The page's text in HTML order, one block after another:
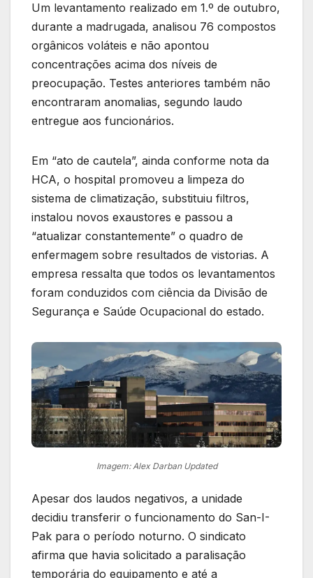
Um levantamento realizado em 1.º de outubro,
durante a madrugada, analisou 76 compostos
orgânicos voláteis e não apontou
concentrações acima dos níveis de
preocupação. Testes anteriores também não
encontraram anomalias, segundo laudo
entregue aos funcionários.
Em “ato de cautela”, ainda conforme nota da
HCA, o hospital promoveu a limpeza do
sistema de climatização, substituiu filtros,
instalou novos exaustores e passou a
“atualizar constantemente” o quadro de
enfermagem sobre resultados de vistorias. A
empresa ressalta que todos os levantamentos
foram conduzidos com ciência da Divisão de
Segurança e Saúde Ocupacional do estado.
Imagem: Alex Darban Updated
Apesar dos laudos negativos, a unidade
decidiu transferir o funcionamento do San-I-
Pak para o período noturno. O sindicato
afirma que havia solicitado a paralisação
temporária do equipamento e até a